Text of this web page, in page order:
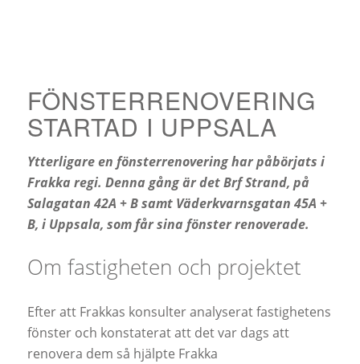
FÖNSTERRENOVERING
STARTAD I UPPSALA
Ytterligare en fönsterrenovering har påbörjats i
Frakka regi. Denna gång är det Brf Strand, på
Salagatan 42A + B samt Väderkvarnsgatan 45A +
B, i Uppsala, som får sina fönster renoverade.
Om fastigheten och projektet
Efter att Frakkas konsulter analyserat fastighetens
fönster och konstaterat att det var dags att
renovera dem så hjälpte Frakka